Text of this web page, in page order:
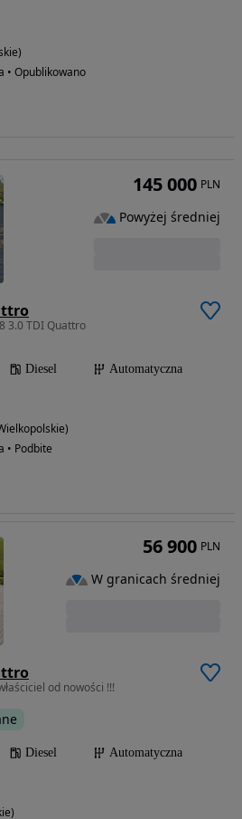
• Opublikowano
3.0 TDI Quattro
Diesel
Automatyczna
• Podbite
145 000 PLN
Powyżej średniej
od nowości !!!
Diesel
Automatyczna
56 900 PLN
W granicach średniej